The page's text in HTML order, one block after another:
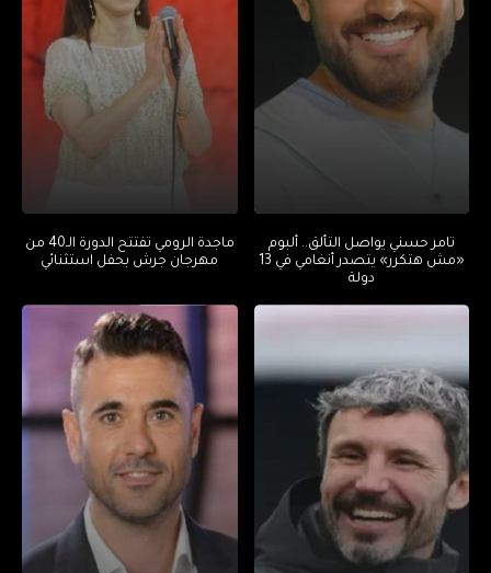
تامر حسني يواصل التألق.. ألبوم
«مش هتكرر» يتصدر أنغامي في 13
دولة
ماجدة الرومي تفتتح الدورة الـ40 من
مهرجان جرش بحفل استثنائي